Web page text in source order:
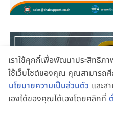
เราใช้คุกกี้เพื่อพัฒนาประสิทธิภ
ใช้เว็บไซต์ของคุณ คุณสามารถศึ
นโยบายความเป็นส่วนตัว และส
เองได้ของคุณได้เองโดยคลิกที่